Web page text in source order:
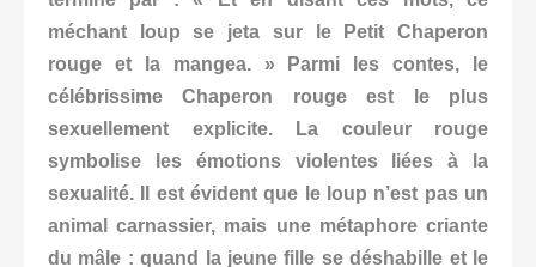
méchant loup se jeta sur le Petit Chaperon
rouge et la mangea. » Parmi les contes, le
célébrissime Chaperon rouge est le plus
sexuellement explicite. La couleur rouge
symbolise les émotions violentes liées à la
sexualité. Il est évident que le loup n’est pas un
animal carnassier, mais une métaphore criante
du mâle : quand la jeune fille se déshabille et le